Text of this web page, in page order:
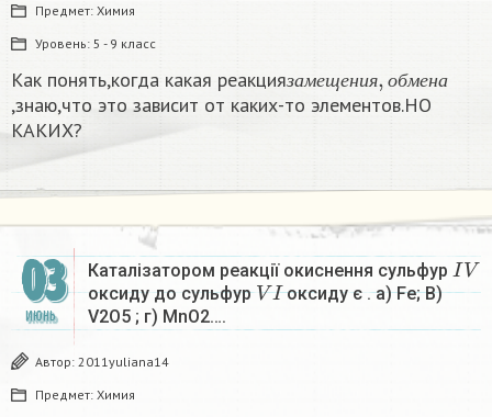
Предмет: Химия
Уровень: 5 - 9 класс
Как понять,когда какая реакцияз аме щ е н ия о бмена
,знаю,что это зависит от каких-то элементов.НО
КАКИХ?
03
ИЮНЬ
Каталізатором реакції окиснення сульфур
IV
оксиду до сульфур
VI
оксиду є . a) Fe; B)
V2О5 ; г) MnO2….
Автор: 2011yuliana14
Предмет: Химия